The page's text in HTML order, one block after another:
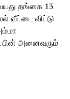
தங்கை 13
வீட்டை விட்டு
பின் அனைவரும்